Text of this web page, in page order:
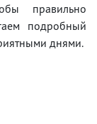
правильно
подробный
днями.